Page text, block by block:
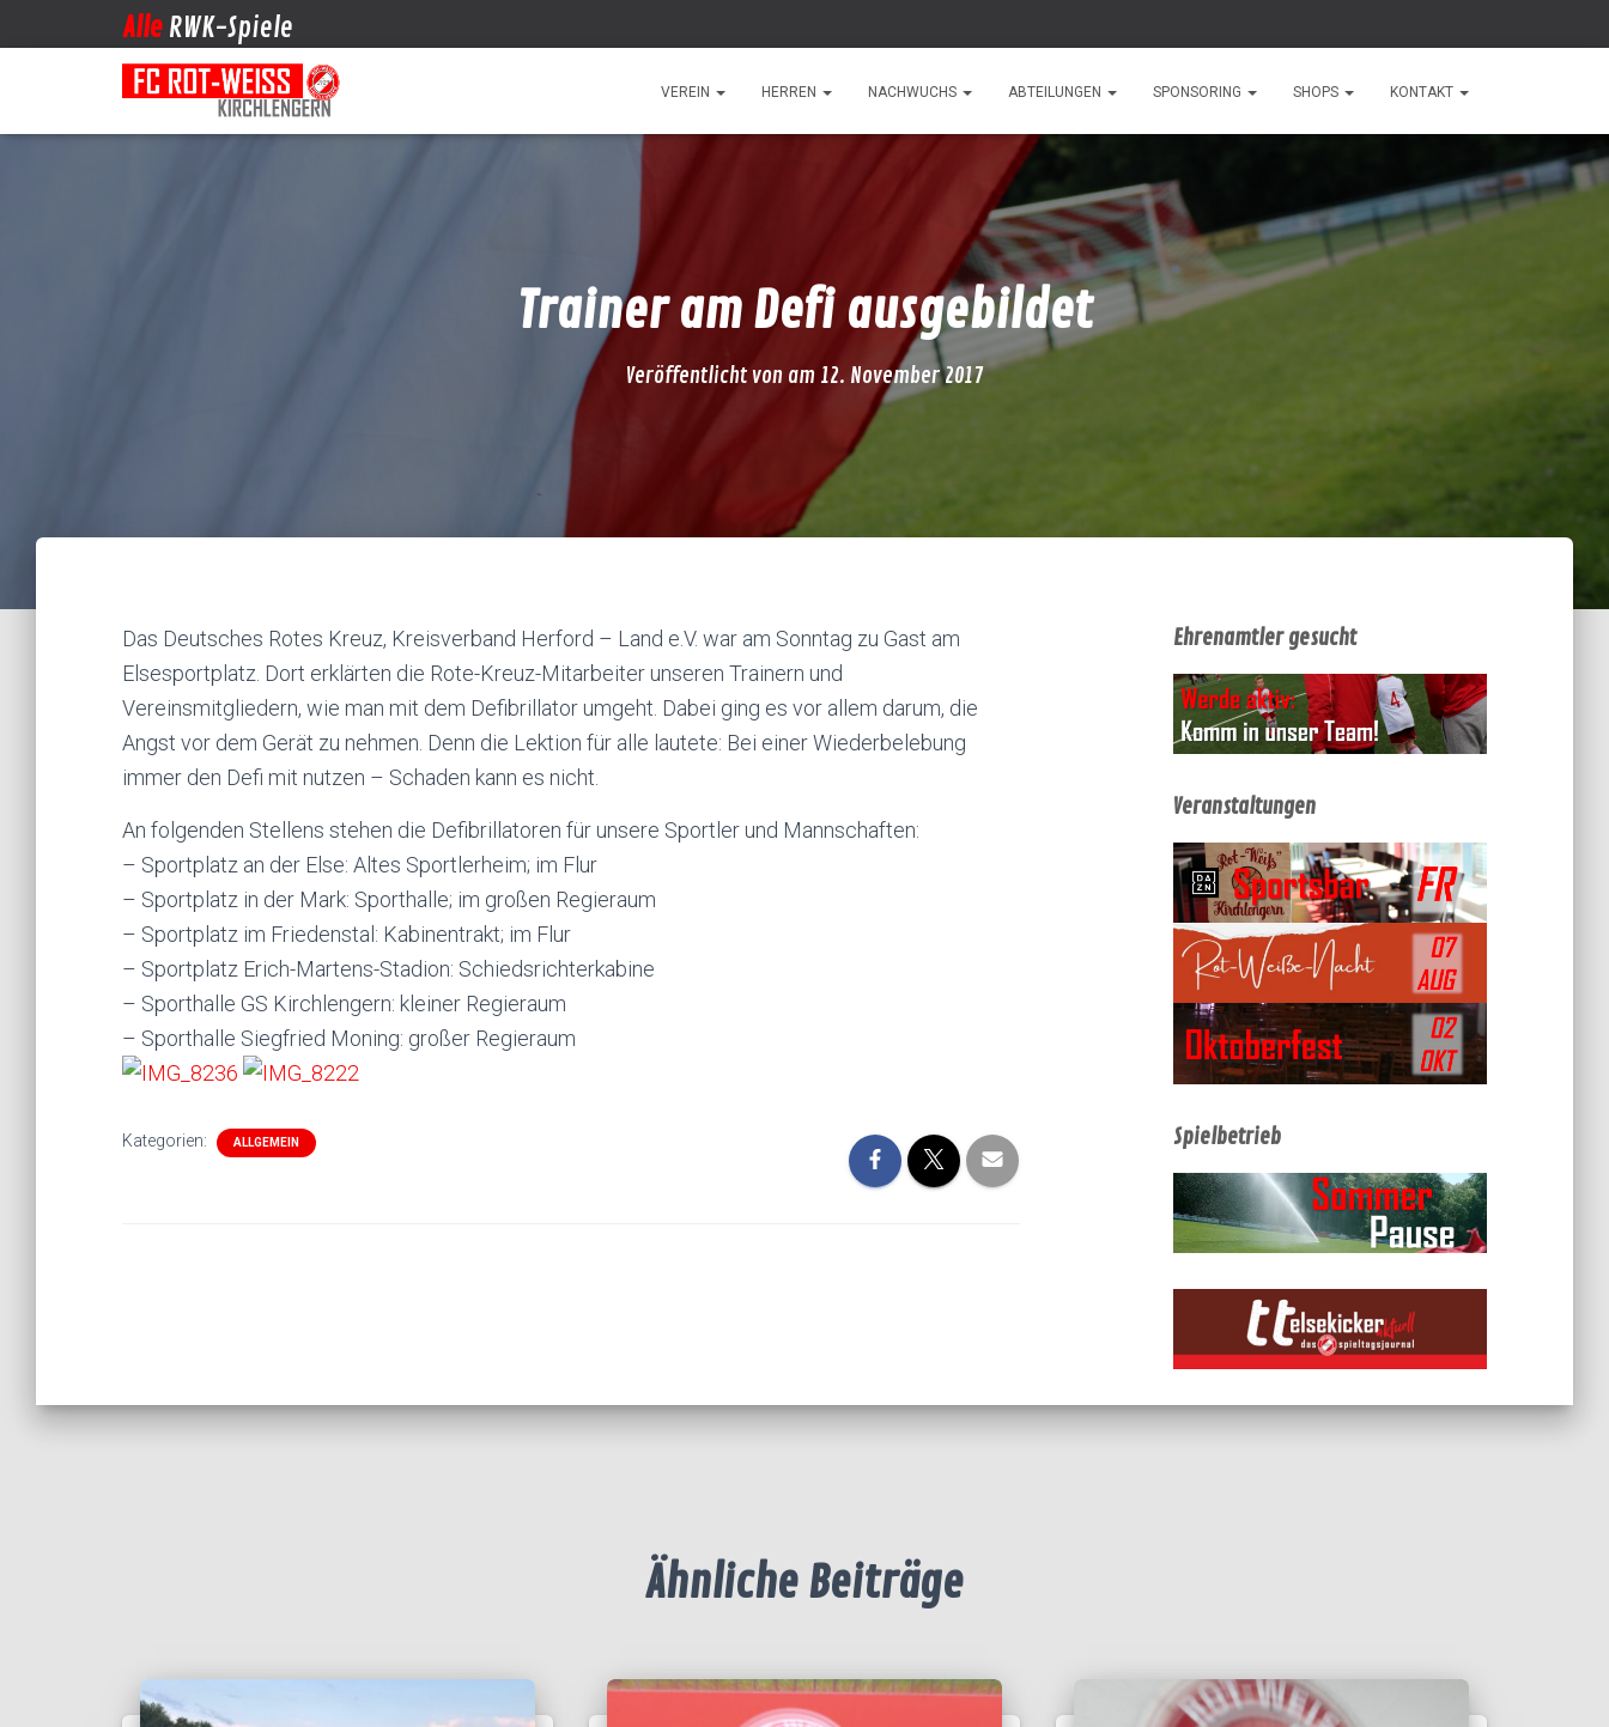
Alle RWK-Spiele
VEREIN HERREN NACHWUCHS ABTEILUNGEN SPONSORING SHOPS KONTAKT
Trainer am Defi ausgebildet
Veröffentlicht von am 12. November 2017
Das Deutsches Rotes Kreuz, Kreisverband Herford – Land e.V. war am Sonntag zu Gast am
Elsesportplatz. Dort erklärten die Rote-Kreuz-Mitarbeiter unseren Trainern und
Vereinsmitgliedern, wie man mit dem Defibrillator umgeht. Dabei ging es vor allem darum, die
Angst vor dem Gerät zu nehmen. Denn die Lektion für alle lautete: Bei einer Wiederbelebung
immer den Defi mit nutzen – Schaden kann es nicht.
An folgenden Stellens stehen die Defibrillatoren für unsere Sportler und Mannschaften:
– Sportplatz an der Else: Altes Sportlerheim; im Flur
– Sportplatz in der Mark: Sporthalle; im großen Regieraum
– Sportplatz im Friedenstal: Kabinentrakt; im Flur
– Sportplatz Erich-Martens-Stadion: Schiedsrichterkabine
– Sporthalle GS Kirchlengern: kleiner Regieraum
– Sporthalle Siegfried Moning: großer Regieraum
Kategorien: ALLGEMEIN
Ehrenamtler gesucht
Veranstaltungen
Spielbetrieb
Ähnliche Beiträge